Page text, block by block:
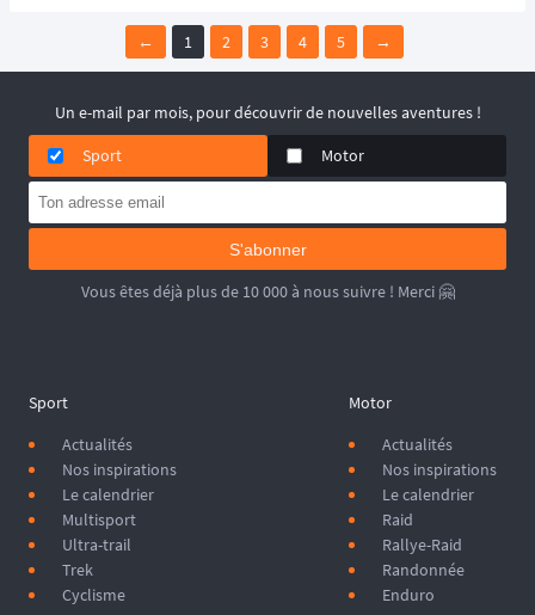
← 1 2 3 4 5 →
Un e-mail par mois, pour découvrir de nouvelles aventures !
Sport
Motor
S'abonner
Vous êtes déjà plus de 10 000 à nous suivre ! Merci 🤗
Sport
Actualités
Nos inspirations
Le calendrier
Multisport
Ultra-trail
Trek
Cyclisme
Motor
Actualités
Nos inspirations
Le calendrier
Raid
Rallye-Raid
Randonnée
Enduro